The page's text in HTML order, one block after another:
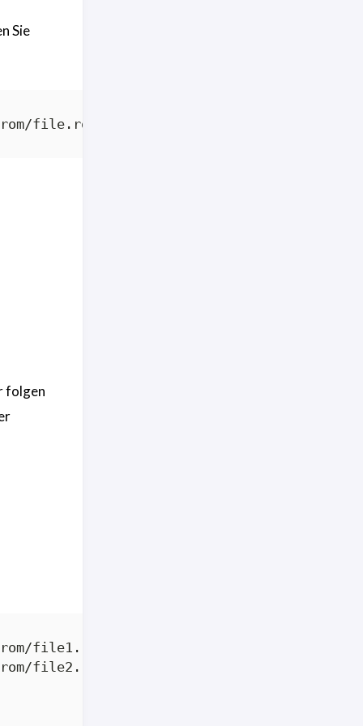
Sie
folgen
file1.rom -c "MX25L12805D"
file2.rom -c "MX25L12805D"